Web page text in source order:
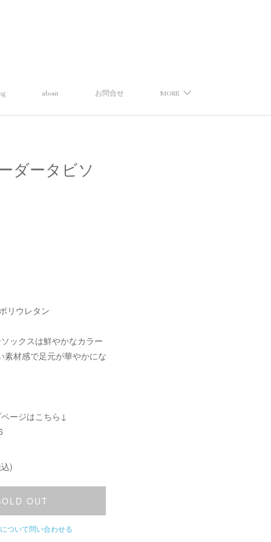
about お問合せ MORE
ダータビソ
リウレタン
ックスは鮮やかなカラー
素材感で足元が華やかにな
ージはこちら↓
)
OUT
ついて問い合わせる